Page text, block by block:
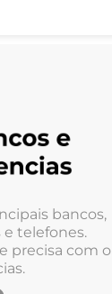
bancos,
telefones.
precisa com o